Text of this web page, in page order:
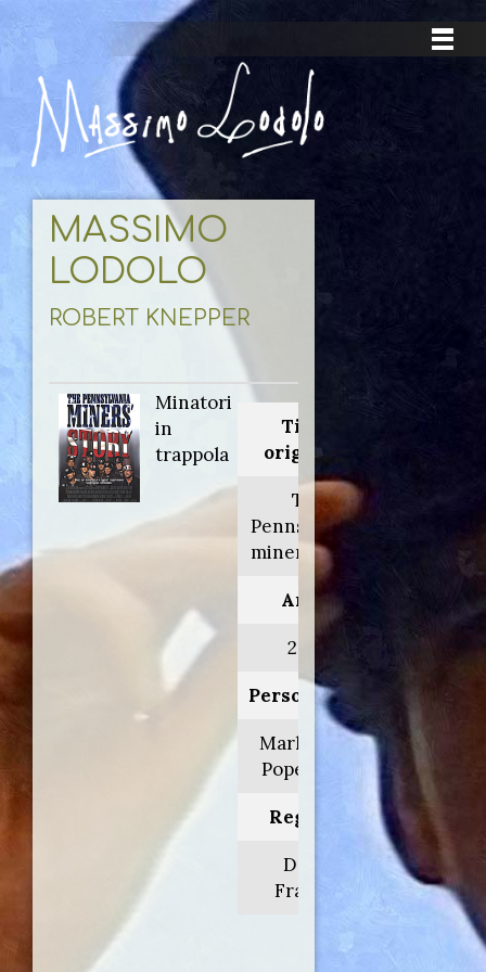
MASSIMO
LODOLO
ROBERT KNEPPER
Minatori
in
trappola
Titolo
originale:
The
Pennsylvania
miners' story
Anno:
2002
Personaggio:
Mark 'Moe'
Popernack
Regia di:
David
Frankel